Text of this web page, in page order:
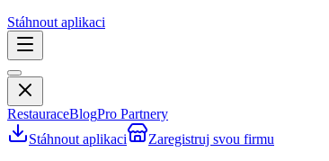
Stáhnout aplikaci
RestauraceBlogPro Partnery
Stáhnout aplikaci
Zaregistruj svou firmu